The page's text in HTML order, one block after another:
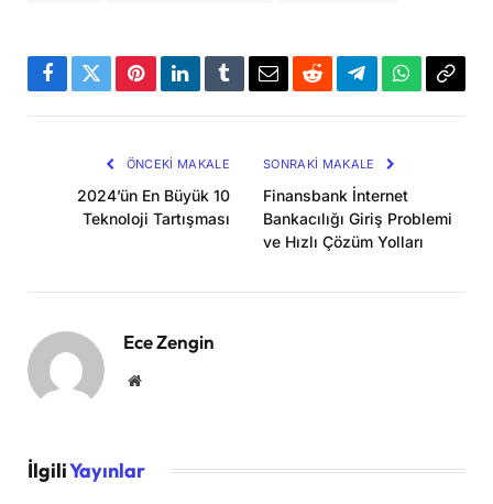
Facebook
TwitterPinterestLinkedInTumblrEmailRedditTelegramWhatsApp
ÖNCEKI MAKALE
2024’ün En Büyük 10
Teknoloji Tartışması
SONRAKI MAKALE
Finansbank İnternet
Bankacılığı Giriş Problemi
ve Hızlı Çözüm Yolları
Ece Zengin
Website
İlgiliYayınlar